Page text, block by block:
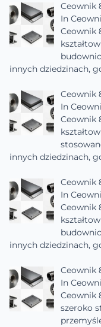
Ceownik
In
Ceownik
innych dziedzinach,
Ceownik
In
Ceownik
innych dziedzinach,
Ceownik
In
Ceownik
innych dziedzinach,
Ceownik
In
Ceownik
szeroko